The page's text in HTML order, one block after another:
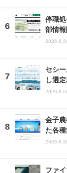
停職
部情
セシ
し選
金子
た各
ファ